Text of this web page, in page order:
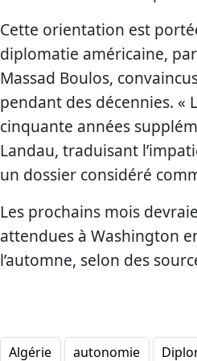
Cette orientation est
diplomatie américaine,
Massad Boulos,
pendant des décennies.
cinquante années
Landau, traduisant
un dossier considéré
Les prochains mois
attendues à Washington
l’automne, selon des
Algérie autonomie